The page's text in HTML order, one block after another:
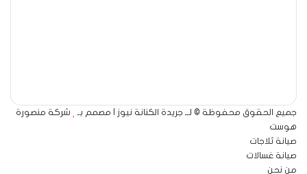
جميع الحقوق محفوظة © لــ جريدة الكنانة نيوز | مصمم بـ
شركة منصورة
هوست
صيانة ثلاجات
صيانة غسالات
من نحن